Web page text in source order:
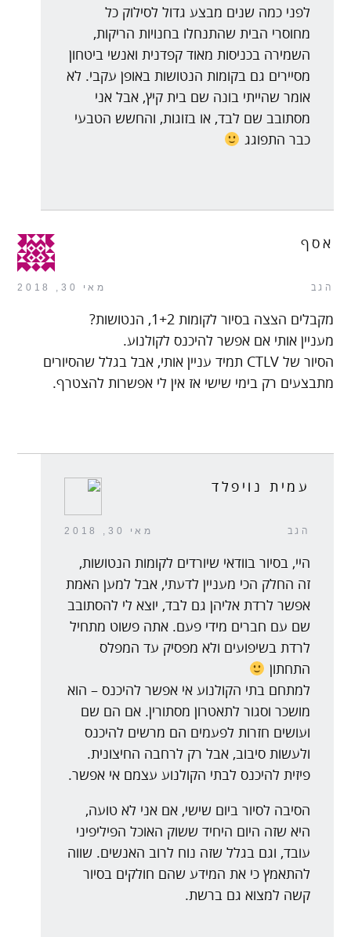
לפני כמה שנים מבצע גדול לסילוק כל
מחוסרי הבית שהתנחלו בחנויות הריקות,
השמירה בכניסות מאוד קפדנית ואנשי ביטחון
מסיירים גם בקומות הנטושות באופן עקבי. לא
אומר שהייתי בונה שם בית קיץ, אבל אני
מסתובב שם לבד, או בזוגות, והחשש הטבעי
כבר התפוגג
הגב מאי 30, 2018
אסף
מקבלים הצצה בסיור לקומות 1+2, הנטושות?
מעניין אותי אם אפשר להיכנס לקולנוע.
הסיור של CTLV תמיד עניין אותי, אבל בגלל שהסיורים
מתבצעים רק בימי שישי אז אין לי אפשרות להצטרף.
הגב מאי 30, 2018
עמית נויפלד
היי, בסיור בוודאי שיורדים לקומות הנטושות,
זה החלק הכי מעניין לדעתי, אבל למען האמת
אפשר לרדת אליהן גם לבד, יוצא לי להסתובב
שם עם חברים מידי פעם. אתה פשוט מתחיל
לרדת בשיפועים ולא מפסיק עד המפלס
התחתון
למתחם בתי הקולנוע אי אפשר להיכנס – הוא
מושכר וסגור לתאטרון מסתורין. אם הם שם
ועושים חזרות לפעמים הם מרשים להיכנס
ולעשות סיבוב, אבל רק לרחבה החיצונית.
פיזית להיכנס לבתי הקולנוע עצמם אי אפשר.
הסיבה לסיור ביום שישי, אם אני לא טועה,
היא שזה היום היחיד ששוק האוכל הפיליפיני
עובד, וגם בגלל שזה נוח לרוב האנשים. שווה
להתאמץ כי את המידע שהם חולקים בסיור
קשה למצוא גם ברשת.